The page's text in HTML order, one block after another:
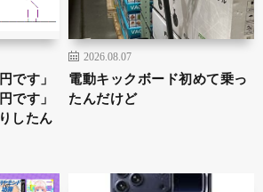
です」
です」
したん
2026.08.07
電動キックボード初めて乗っ
たんだけど